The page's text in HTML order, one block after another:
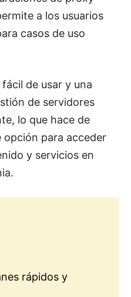
a los usuarios
casos de uso
de usar y una
de servidores
lo que hace de
opción para acceder
y servicios en
rápidos y